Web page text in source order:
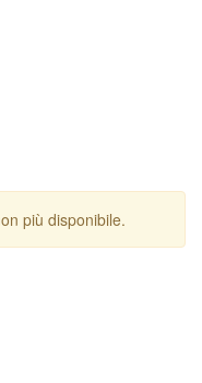
più disponibile.